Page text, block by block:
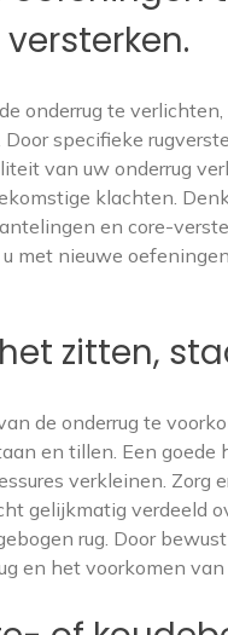
onderrug te
specifieke
van uw onderrug
klachten.
en core-
met nieuwe
zitten,
de onderrug te
en tillen. Een goede
verkleinen. Zorg
gelijkmatig verdeeld
rug. Door
en het voorkomen